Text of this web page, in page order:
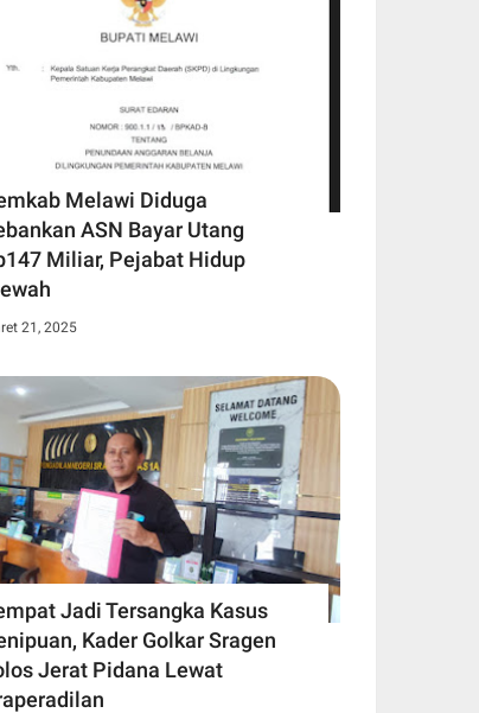
Melawi Diduga
ASN Bayar Utang
Miliar, Pejabat Hidup
21, 2025
Jadi Tersangka Kasus
Kader Golkar Sragen
Jerat Pidana Lewat